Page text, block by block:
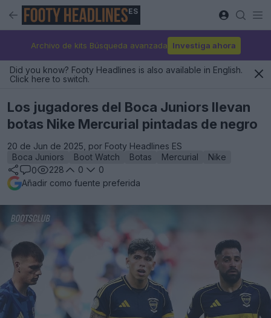
ES
Archivo de kits Búsqueda avanzada Investiga ahora
Did you know? Footy Headlines is also available in English.
Click here to switch.
Los jugadores del Boca Juniors llevan
botas Nike Mercurial pintadas de negro
20 de Jun de 2025, por Footy Headlines ES
Boca Juniors
Boot Watch Botas Mercurial
Nike
0
228 0
0
Añadir como fuente preferida